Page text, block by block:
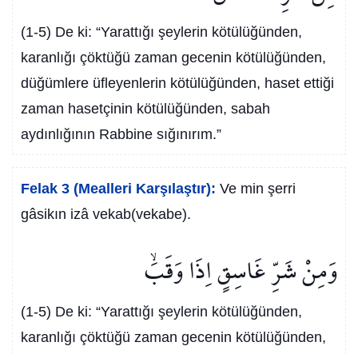
(1-5) De ki: “Yarattığı şeylerin kötülüğünden,
karanlığı çöktüğü zaman gecenin kötülüğünden,
düğümlere üfleyenlerin kötülüğünden, haset ettiği
zaman hasetçinin kötülüğünden, sabah
aydınlığının Rabbine sığınırım.”
Felak 3 (Mealleri Karşılaştır): Ve min şerri
gâsikın izâ vekab(vekabe).
وَمِنْ شَرِّ غَاسِقٍ اِذَا وَقَبَۙ
(1-5) De ki: “Yarattığı şeylerin kötülüğünden,
karanlığı çöktüğü zaman gecenin kötülüğünden,